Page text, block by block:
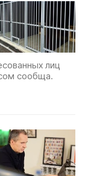
лиц
сообща.